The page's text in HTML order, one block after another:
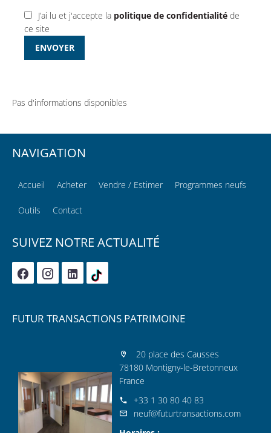
J’ai lu et j'accepte la politique de confidentialité de
ce site
ENVOYER
Pas d'informations disponibles
NAVIGATION
Accueil Acheter Vendre / Estimer Programmes neufs
Outils Contact
SUIVEZ NOTRE ACTUALITÉ
FUTUR TRANSACTIONS PATRIMOINE
20 place des Causses
78180 Montigny-le-Bretonneux
France
+33 1 30 80 40 83
neuf@futurtransactions.com